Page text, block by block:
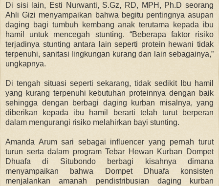
Di sisi lain, Esti Nurwanti, S.Gz, RD, MPH, Ph.D seorang
Ahli Gizi menyampaikan bahwa begitu pentingnya asupan
daging bagi tumbuh kembang anak terutama kepada ibu
hamil untuk mencegah stunting. “Beberapa faktor risiko
terjadinya stunting antara lain seperti protein hewani tidak
terpenuhi, sanitasi lingkungan kurang dan lain sebagainya,”
ungkapnya.
Di tengah situasi seperti sekarang, tidak sedikit Ibu hamil
yang kurang terpenuhi kebutuhan proteinnya dengan baik
sehingga dengan berbagi daging kurban misalnya, yang
diberikan kepada ibu hamil berarti telah turut berperan
dalam mengurangi risiko melahirkan bayi stunting.
Amanda Arum sari sebagai influencer yang pernah turut
turun serta dalam program Tebar Hewan Kurban Dompet
Dhuafa di Situbondo berbagi kisahnya dimana
menyampaikan bahwa Dompet Dhuafa konsisten
menjalankan amanah pendistribusian daging kurban